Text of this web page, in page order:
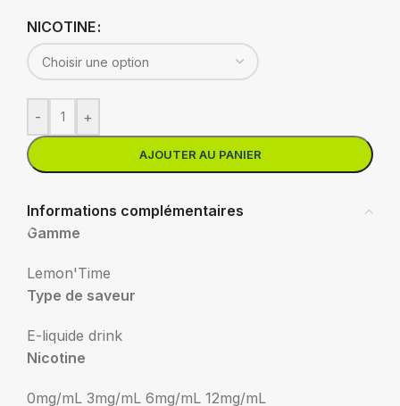
NICOTINE
- +
AJOUTER AU PANIER
Informations complémentaires
Gamme
Lemon'Time
Type de saveur
E-liquide drink
Nicotine
0mg/mL 3mg/mL 6mg/mL 12mg/mL